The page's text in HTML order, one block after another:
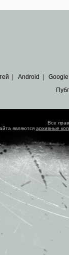
Android Google
Все
являются архивные